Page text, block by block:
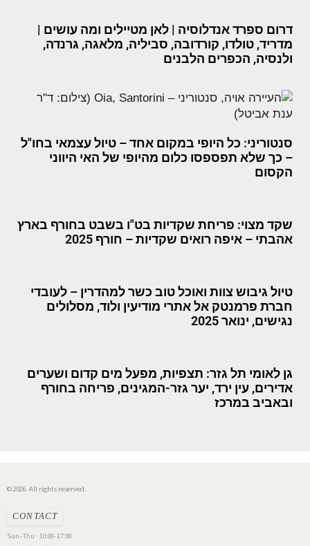
דרום ספרד אנדלוסיה | לאן מטיילים ומה עושים |
מדריד, טולדו, קורדובה, סביליה, מלאגה, גרנדה,
ולנסיה, הכפרים הלבנים
סנטוריני: כל היופי במקום אחד – טיול עצמאי בחו"ל
– כך שלא תפספסו כלום מהיופי של האי היווני
הקסום
שקד מצוי: פריחת שקדיות בט"ו בשבט בחורף בארץ
אהבתי – איפה רואים שקדיות – חורף 2025
טיול גיבוש צוות ואוכל טוב כשר למהדרין – לעובדי
חברת פרמנטק אל אתרי מודיעין ולוד, מסלולים
נגישים, ינואר 2025
גן לאומי תל גזר: תצפיות, מפעל מים קדום ושערים
אדירים, עין ירד, יער גזר-המגינים, פריחה בחורף
ובאביב במרכז
© 2026. All rights reserved.
CONTACT
Sun–Thu · 10:00–17:00